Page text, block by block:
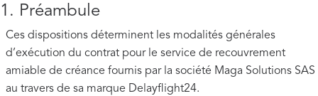
1. Préambule
Ces dispositions déterminent les modalités générales
d’exécution du contrat pour le service de recouvrement
amiable de créance fournis par la société Maga Solutions SAS
au travers de sa marque Delayflight24.